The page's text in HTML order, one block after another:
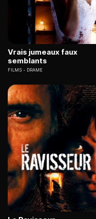
Vrais jumeaux faux
semblants
FILMS DRAME